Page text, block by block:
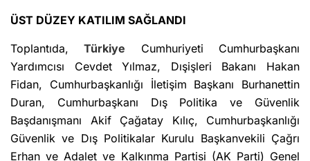
ÜST DÜZEY KATILIM SAĞLANDI
Toplantıda,Türkiye Cumhuriyeti Cumhurbaşkanı
Yardımcısı Cevdet Yılmaz, Dışişleri Bakanı Hakan
Fidan, Cumhurbaşkanlığı İletişim Başkanı Burhanettin
Duran, Cumhurbaşkanı Dış Politika ve Güvenlik
Başdanışmanı Akif Çağatay Kılıç, Cumhurbaşkanlığı
Güvenlik ve Dış Politikalar Kurulu Başkanvekili Çağrı
Erhan ve Adalet ve Kalkınma Partisi (AK Parti) Genel